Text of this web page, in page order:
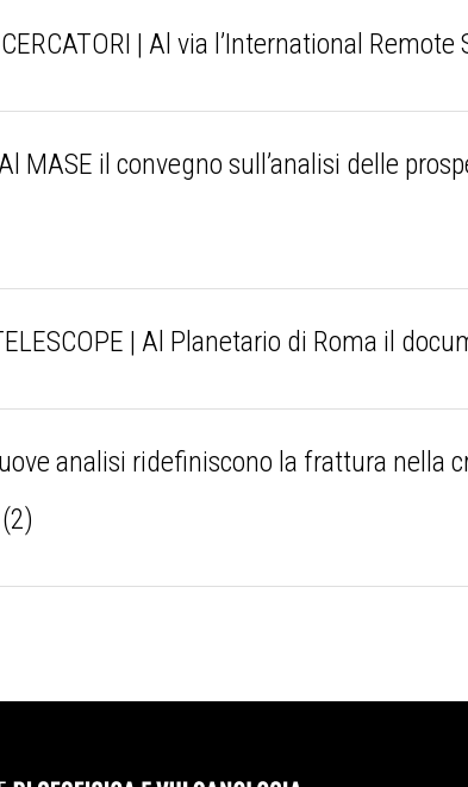
| Al via l’International
MASE il convegno sull’analisi delle
| Al Planetario di Roma il
analisi ridefiniscono la frattura nella